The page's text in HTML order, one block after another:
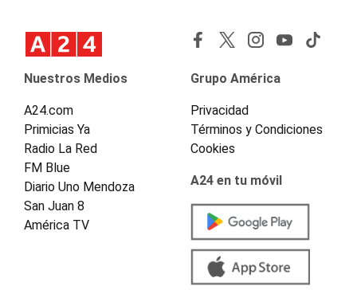
Nuestros Medios
A24.com
Primicias Ya
Radio La Red
FM Blue
Diario Uno Mendoza
San Juan 8
América TV
Grupo América
Privacidad
Términos y Condiciones
Cookies
A24 en tu móvil